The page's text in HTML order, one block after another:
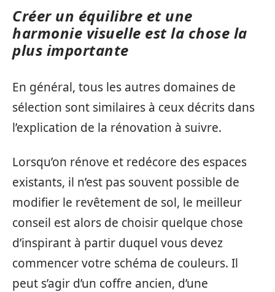
Créer un équilibre et une
harmonie visuelle est la chose la
plus importante
En général, tous les autres domaines de
sélection sont similaires à ceux décrits dans
l’explication de la rénovation à suivre.
Lorsqu’on rénove et redécore des espaces
existants, il n’est pas souvent possible de
modifier le revêtement de sol, le meilleur
conseil est alors de choisir quelque chose
d’inspirant à partir duquel vous devez
commencer votre schéma de couleurs. Il
peut s’agir d’un coffre ancien, d’une